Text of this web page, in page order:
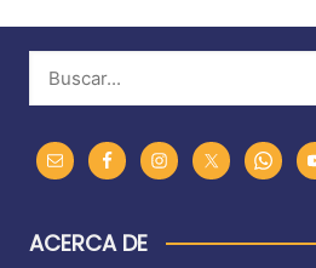
ACERCA DE